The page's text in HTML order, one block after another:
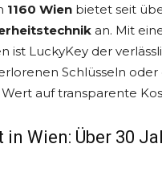
1160 Wien bietet seit
an. Mit
ist LuckyKey der
Schlüsseln
auf transparente
in Wien: Über 30